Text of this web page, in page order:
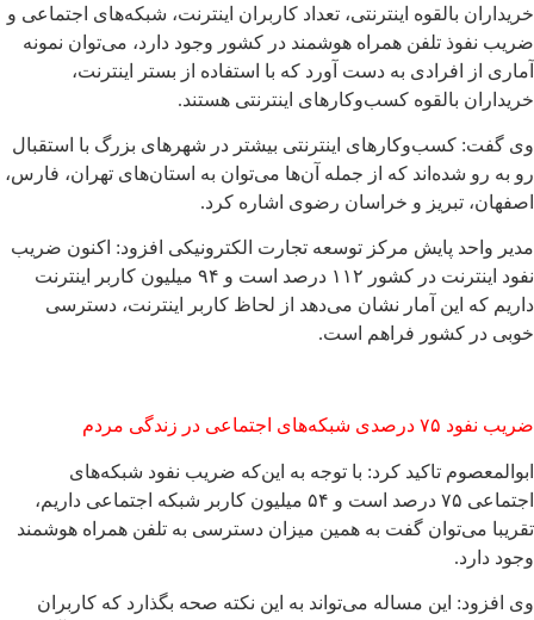
خریداران بالقوه اینترنتی، تعداد کاربران اینترنت، شبکه‌های اجتماعی و
ضریب نفوذ تلفن همراه هوشمند در کشور وجود دارد، می‌توان نمونه
آماری از افرادی به دست آورد که با استفاده از بستر اینترنت،
خریداران بالقوه کسب‌وکارهای اینترنتی هستند.
وی گفت: کسب‌وکارهای اینترنتی بیشتر در شهرهای بزرگ با استقبال
رو به رو شده‌اند که از جمله آن‌ها می‌توان به استان‌های تهران، فارس،
اصفهان، تبریز و خراسان رضوی اشاره کرد.
مدیر واحد پایش مرکز توسعه تجارت الکترونیکی افزود: اکنون ضریب
نفود اینترنت در کشور ۱۱۲ درصد است و ۹۴ میلیون کاربر اینترنت
داریم که این آمار نشان می‌دهد از لحاظ کاربر اینترنت، دسترسی
خوبی در کشور فراهم است.
ضریب نفود ۷۵ درصدی شبکه‌های اجتماعی در زندگی مردم
ابوالمعصوم تاکید کرد: با توجه به این‌که ضریب نفود شبکه‌های
اجتماعی ۷۵ درصد است و ۵۴ میلیون کاربر شبکه اجتماعی داریم،
تقریبا می‌توان گفت به همین میزان دسترسی به تلفن همراه هوشمند
وجود دارد.
وی افزود: این مساله می‌تواند به این نکته صحه بگذارد که کاربران